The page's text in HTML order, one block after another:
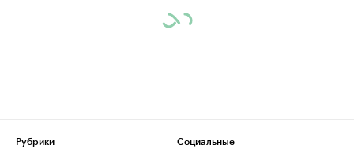
Рубрики
Социальные